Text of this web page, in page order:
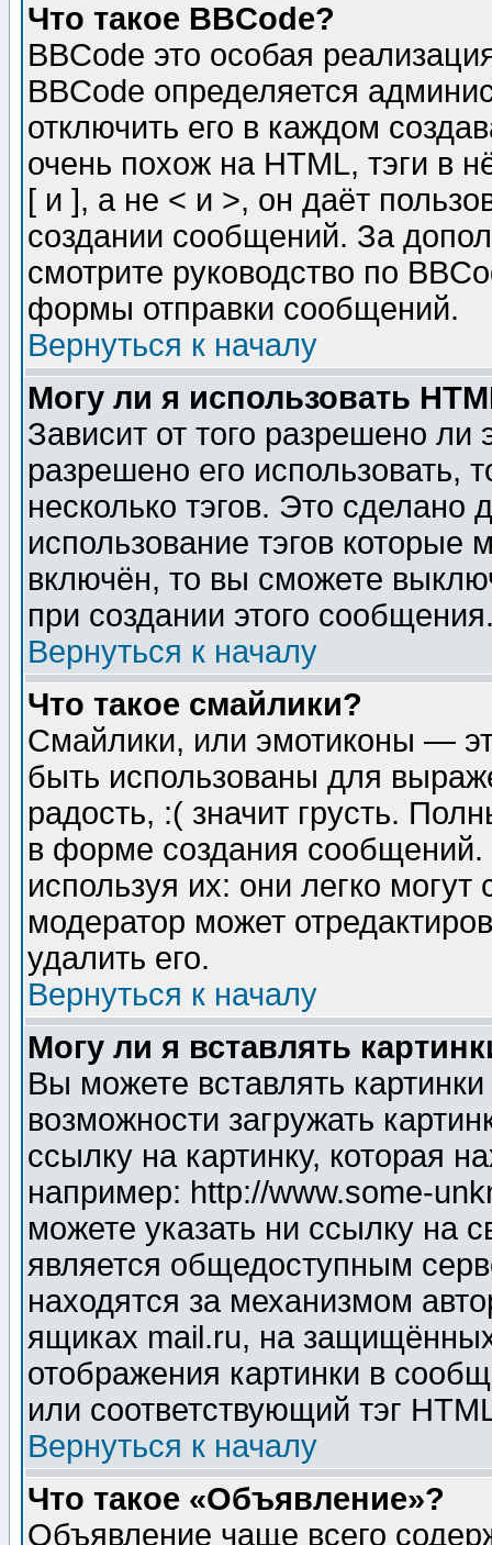
Что такое BBCode?
BBCode это особая
BBCode определяется
отключить его в каждом
очень похож на HTML, тэги в
[ и ], а не < и >, он даёт
создании сообщений. За
смотрите руководство по
формы отправки сообщений.
Вернуться к началу
Могу ли я использовать
Зависит от того разрешено
разрешено его использовать,
несколько тэгов. Это сделано
использование тэгов
включён, то вы сможете
при создании этого
Вернуться к началу
Что такое смайлики?
Смайлики, или эмотиконы —
быть использованы для
радость, :( значит грусть.
в форме создания сообщений.
используя их: они легко
модератор может
удалить его.
Вернуться к началу
Могу ли я вставлять
Вы можете вставлять
возможности загружать
ссылку на картинку, которая
например: http://www.some-
можете указать ни ссылку на
является общедоступным
находятся за механизмом
ящиках mail.ru, на
отображения картинки в
или соответствующий тэг
Вернуться к началу
Что такое «Объявление»?
Объявление чаще всего